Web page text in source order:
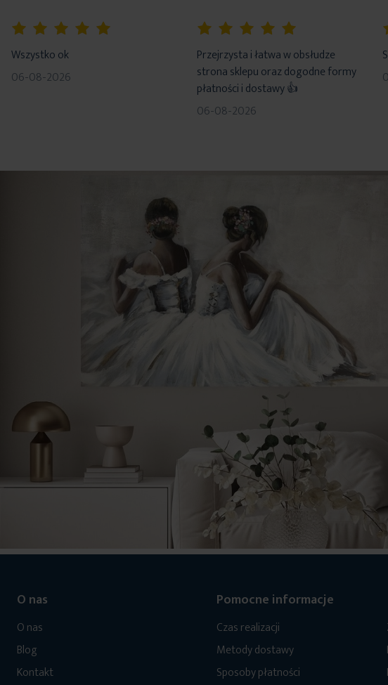
Wszystko ok
06-08-2026
Przejrzysta i łatwa w obsłudze
strona sklepu oraz dogodne formy
płatności i dostawy 👍
06-08-2026
O nas
O nas
Blog
Kontakt
Pomocne informacje
Czas realizacji
Metody dostawy
Sposoby płatności